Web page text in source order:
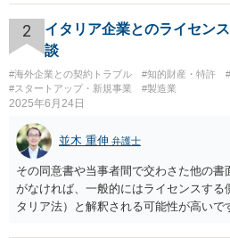
ですし、買取価格は非常に安くなりま
い取ります」という業者が出てきてい
手続を粛々と進めることにより、土地
を競売にかけたりすることができるよう
多くかかり、最終的な手残りの金額は多
ります。Cが外国にいるのならなおさら
（2）の方法よりも手残りが多くなるよ
取りをしてもらうほうが「合理的」とい
方が回答しているように、相続税路線
した時価を3分して、使用借権の10％を
立な金額の算定方法の一つであること
2
イタリア企業とのライセン
談
#海外企業との契約トラブル #知的財産・特許
#スタートアップ・新規事業
#製造業
2025年6月24日
並木 重伸 弁護士
その同意書や当事者間で交わさた他の
がなければ、一般的にはライセンスする
タリア法）と解釈される可能性が高い